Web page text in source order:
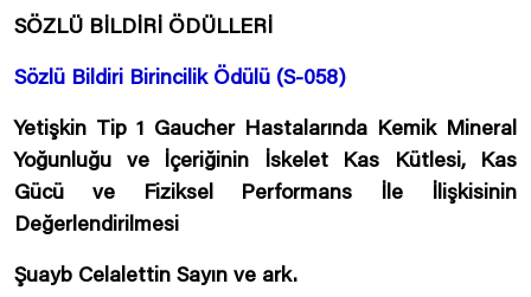
SÖZLÜ BİLDİRİ ÖDÜLLERİ
Sözlü Bildiri Birincilik Ödülü (S-058)
Yetişkin Tip 1 Gaucher Hastalarında Kemik Mineral
Yoğunluğu ve İçeriğinin İskelet Kas Kütlesi, Kas
Gücü ve Fiziksel Performans İle İlişkisinin
Değerlendirilmesi
Şuayb Celalettin Sayın ve ark.